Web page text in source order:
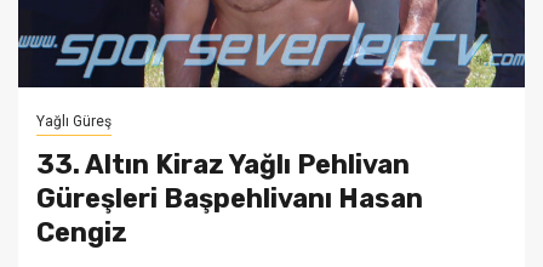
Yağlı Güreş
33. Altın Kiraz Yağlı Pehlivan
Güreşleri Başpehlivanı Hasan
Cengiz